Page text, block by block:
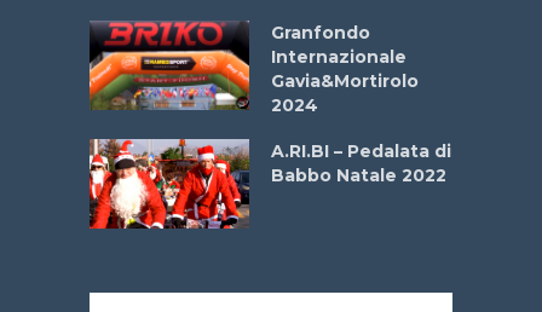
Granfondo
Internazionale
Gavia&Mortirolo
2024
A.RI.BI – Pedalata di
Babbo Natale 2022